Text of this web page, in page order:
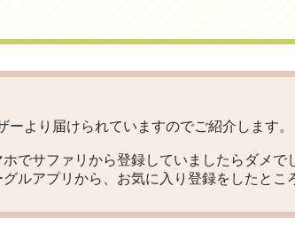
ーより届けられていますのでご紹介します。
でサファリから登録していましたらダメで
ルアプリから、お気に入り登録をしたとこ